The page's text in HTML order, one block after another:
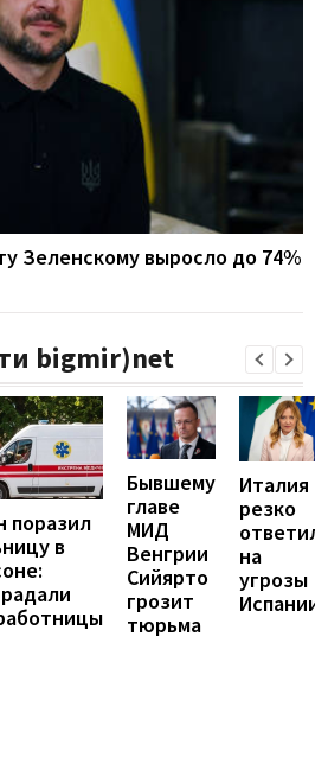
Зеленскому выросло до 74%
bigmir)net
поразил
в
Бывшему
главе
МИД
Венгрии
Сийярто
грозит
тюрьма
Италия
резко
на
угрозы